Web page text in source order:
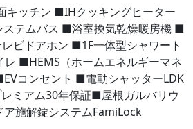
ッチン ■IHクッキングヒーター
テムバス ■浴室換気乾燥暖房機 ■
ビドアホン ■1F一体型シャワート
■HEMS（ホームエネルギーマネ
コンセント ■電動シャッターLDK
ミアム30年保証■屋根ガルバリウ
施解錠システムFamiLock